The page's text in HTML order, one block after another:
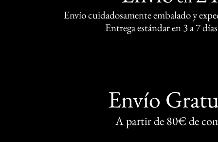
Envío cuidadosamente embalado y
Entrega estándar en 3 a 7
Envío
A partir de 80€ de